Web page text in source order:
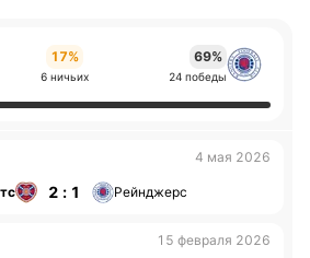
17%
6 ничьих
69%
24 победы
4 мая 2026
2 : 1 Рейнджерс
15 февраля 2026